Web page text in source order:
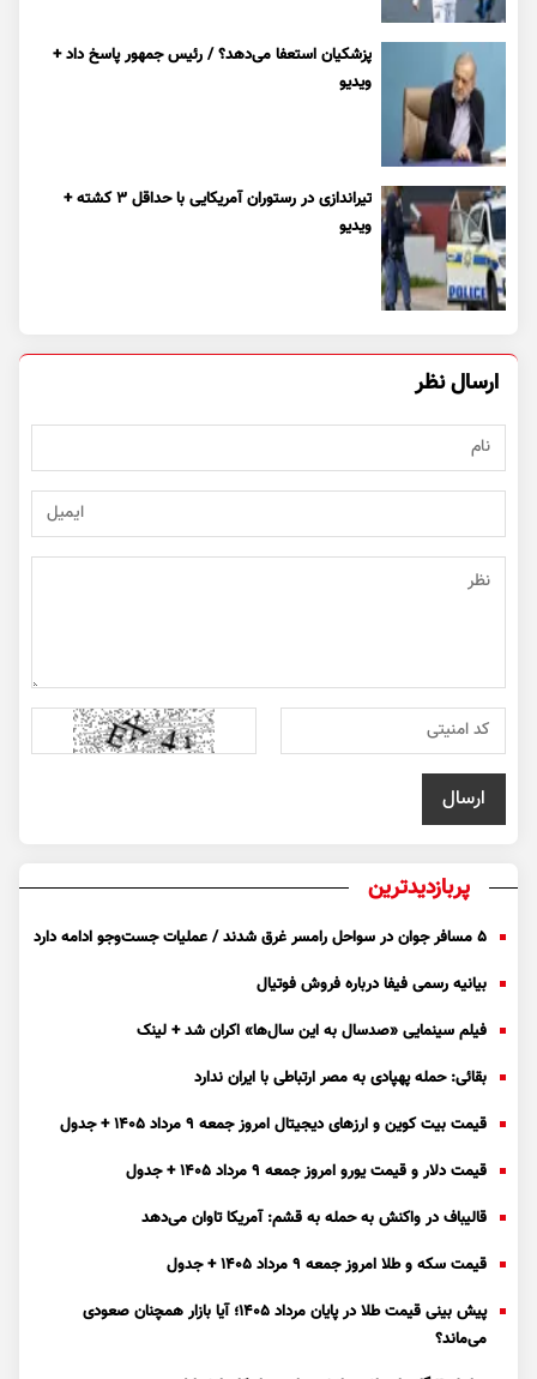
پزشکیان استعفا می‌دهد؟ / رئیس جمهور پاسخ داد +
ویدیو
تیراندازی در رستوران آمریکایی با حداقل ۳ کشته +
ویدیو
ارسال نظر
پربازدیدترین
۵ مسافر جوان در سواحل رامسر غرق شدند / عملیات جست‌و‌جو ادامه دارد
بیانیه رسمی فیفا درباره فروش فوتیال
فیلم سینمایی «صدسال به این سال‌ها» اکران شد + لینک
بقائی: حمله پهپادی به مصر ارتباطی با ایران ندارد
قیمت بیت کوین و ارز‌های دیجیتال امروز جمعه ۹ مرداد ۱۴۰۵ + جدول
قیمت دلار و قیمت یورو امروز جمعه ۹ مرداد ۱۴۰۵ + جدول
قالیباف در واکنش به حمله به قشم: آمریکا تاوان می‌دهد
قیمت سکه و طلا امروز جمعه ۹ مرداد ۱۴۰۵ + جدول
پیش بینی قیمت طلا در پایان مرداد 1405؛ آیا بازار همچنان صعودی
می‌ماند؟